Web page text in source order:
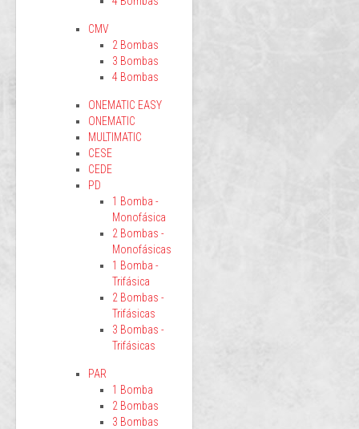
CMV
2 Bombas
3 Bombas
4 Bombas
ONEMATIC EASY
ONEMATIC
MULTIMATIC
CESE
CEDE
PD
1 Bomba -
Monofásica
2 Bombas -
Monofásicas
1 Bomba -
Trifásica
2 Bombas -
Trifásicas
3 Bombas -
Trifásicas
PAR
1 Bomba
2 Bombas
3 Bombas